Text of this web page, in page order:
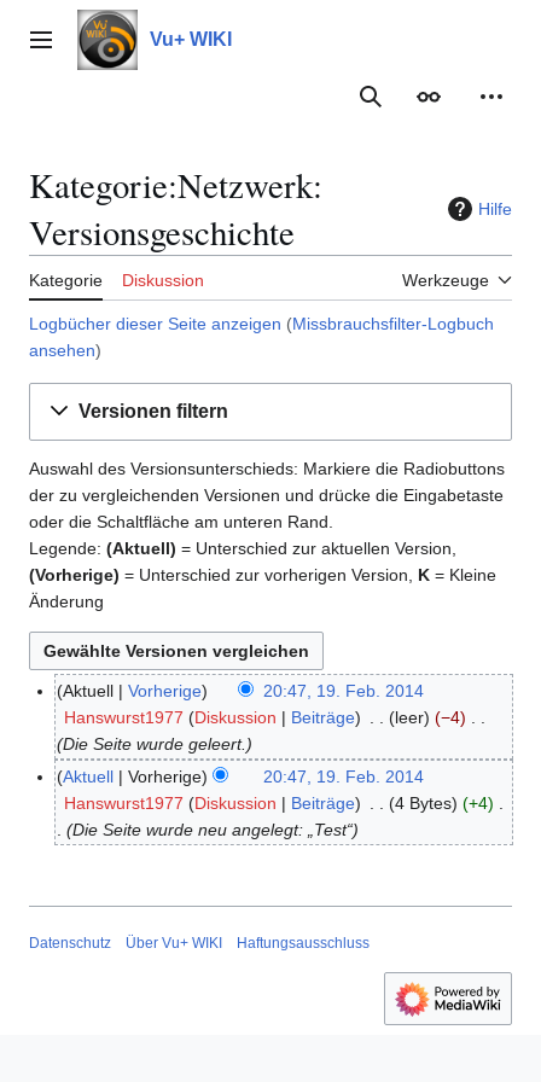
Inhalt
springenHauptmenü Vu+ WIKI
Suche
Kategorie:Netzwerk:
Versionsgeschichte
Hilfe
Kategorie Diskussion Werkzeuge
Logbücher dieser Seite anzeigen (Missbrauchsfilter-Logbuch
ansehen)
Versionen filtern
Auswahl des Versionsunterschieds: Markiere die Radiobuttons
der zu vergleichenden Versionen und drücke die Eingabetaste
oder die Schaltfläche am unteren Rand.
Legende: (Aktuell) = Unterschied zur aktuellen Version,
(Vorherige) = Unterschied zur vorherigen Version, K = Kleine
Änderung
1
F
a
Aktuell Vorherige
20:47, 19. Feb. 2014
Hanswurst1977
Diskussion Beiträge leer
−4
Die Seite wurde geleert.
Aktuell
Vorherige
20:47, 19. Feb. 2014
Hanswurst1977
Diskussion Beiträge 4 Bytes
+4
Die Seite wurde neu angelegt: „Test“
Datenschutz Über Vu+ WIKI Haftungsausschluss